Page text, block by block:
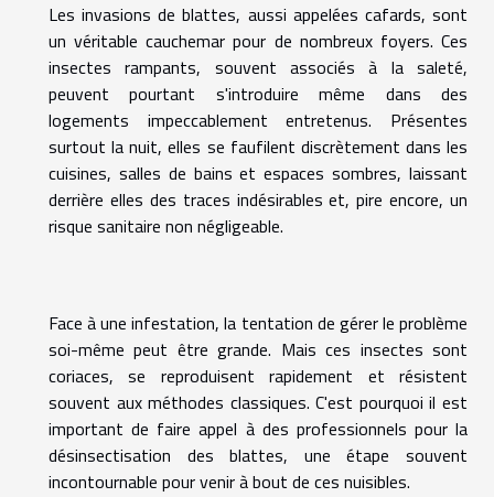
Les invasions de blattes, aussi appelées cafards, sont
un véritable cauchemar pour de nombreux foyers. Ces
insectes rampants, souvent associés à la saleté,
peuvent pourtant s'introduire même dans des
logements impeccablement entretenus. Présentes
surtout la nuit, elles se faufilent discrètement dans les
cuisines, salles de bains et espaces sombres, laissant
derrière elles des traces indésirables et, pire encore, un
risque sanitaire non négligeable.
Face à une infestation, la tentation de gérer le problème
soi-même peut être grande. Mais ces insectes sont
coriaces, se reproduisent rapidement et résistent
souvent aux méthodes classiques. C'est pourquoi il est
important de faire appel à des professionnels pour la
désinsectisation des blattes, une étape souvent
incontournable pour venir à bout de ces nuisibles.